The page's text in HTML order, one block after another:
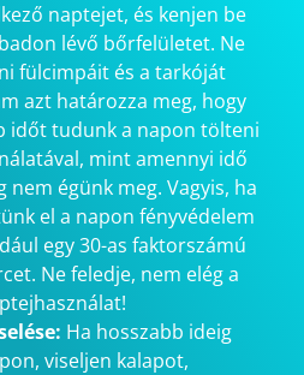
naptejet, és kenjen be
lévő bőrfelületet. Ne
fülcimpáit és a tarkóját
azt határozza meg, hogy
időt tudunk a napon tölteni
mint amennyi idő
nem égünk meg. Vagyis, ha
el a napon fényvédelem
egy 30-as faktorszámú
Ne feledje, nem elég a
Ha hosszabb ideig
viseljen kalapot,